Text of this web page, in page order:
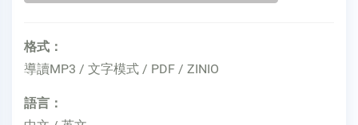
格式：
導讀MP3 / 文字模式 / PDF / ZINIO
語言：